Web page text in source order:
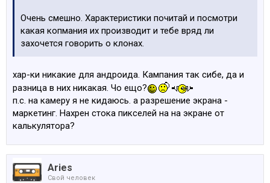
Очень смешно. Характеристики почитай и посмотри
какая копмания их производит и тебе вряд ли
захочется говорить о клонах.
хар-ки никакие для андроида. Кампания так сибе, да и
разница в них никакая. Чо ещо?
п.с. на камеру я не кидаюсь. а разрешение экрана -
маркетинг. Нахрен стока пикселей на на экране от
калькулятора?
Aries
Свой человек